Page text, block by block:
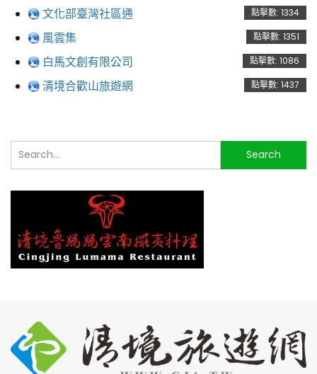
點擊數: 1334
文化部臺灣社區通
點擊數: 1351
風雲集
點擊數: 1086
白馬文創有限公司
點擊數: 1437
清境合歡山旅遊網
搜
尋...
Search